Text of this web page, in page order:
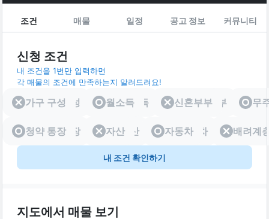
조건 매물 일정 공고 정보 커뮤니티
신청 조건
내 조건을 1번만 입력하면
각 매물의 조건에 만족하는지 알려드려요!
가구 구성 월소득 신혼부부
가구 구성 월소득 신혼부부 무
청약 통장 자산 자동차 배려
청약 통장 자산 자동차 배려계
내 조건 확인하기
지도에서 매물 보기